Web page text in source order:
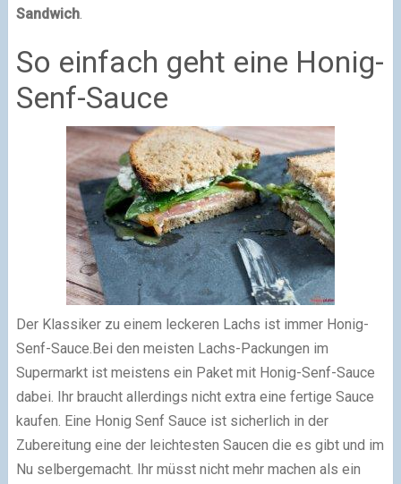
Sandwich.
So einfach geht eine Honig-
Senf-Sauce
Der Klassiker zu einem leckeren Lachs ist immer Honig-
Senf-Sauce.Bei den meisten Lachs-Packungen im
Supermarkt ist meistens ein Paket mit Honig-Senf-Sauce
dabei. Ihr braucht allerdings nicht extra eine fertige Sauce
kaufen. Eine Honig Senf Sauce ist sicherlich in der
Zubereitung eine der leichtesten Saucen die es gibt und im
Nu selbergemacht. Ihr müsst nicht mehr machen als ein